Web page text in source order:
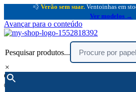
💨 Verão sem suar. Ventoinhas em
Ver modelos →
Avançar para o conteúdo
Pesquisar produtos...
×
encomendar por telefone :
(chamada rede fixa nacional)